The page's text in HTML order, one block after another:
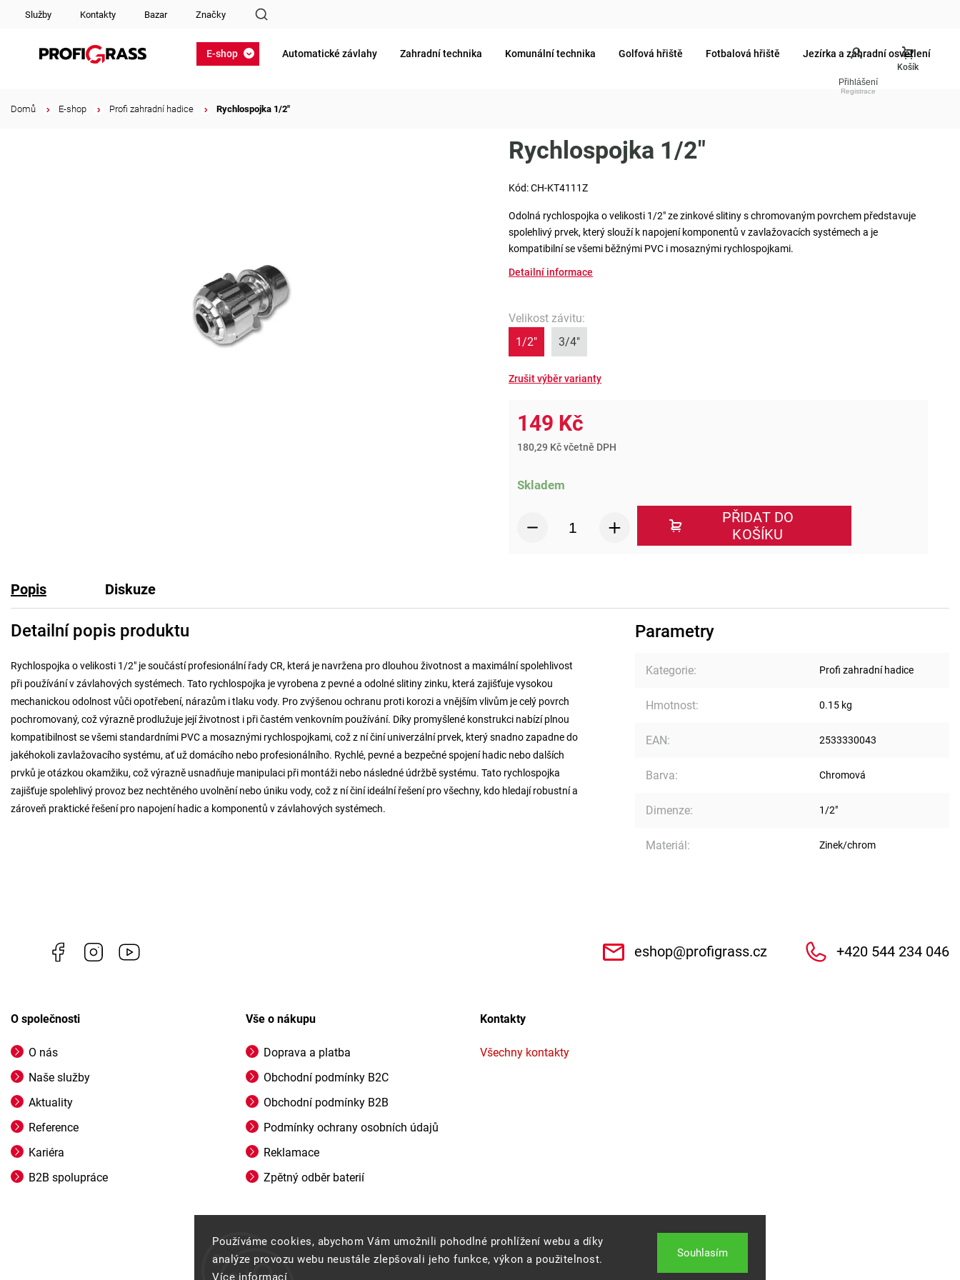
Používáme cookies, abychom Vám umožnili pohodlné prohlížení webu a díky
analýze provozu webu neustále zlepšovali jeho funkce, výkon a použitelnost.
Více informací
Souhlasím
Služby Kontakty Bazar Značky
Přihlášení
E-shop Automatické závlahy Zahradní technika Komunální technika Golfová hřiště Fotbalová hřiště Jezírka a zahradní osvětlení
Domů E-shop Profi zahradní hadice Rychlospojka 1/2"
Rychlospojka 1/2"
Kód:CH-KT4111Z
Odolná rychlospojka o velikosti 1/2" ze zinkové slitiny s chromovaným povrchem představuje
spolehlivý prvek, který slouží k napojení komponentů v zavlažovacích systémech a je
kompatibilní se všemi běžnými PVC i mosaznými rychlospojkami.
Detailní informace
Velikost závitu:
1/2"
3/4"
149 Kč
180,29 Kč včetně DPH
Skladem
PŘIDAT DO
KOŠÍKU
Popis Diskuze
Detailní popis produktu
Rychlospojka o velikosti 1/2" je součástí profesionální řady CR, která je navržena pro dlouhou životnost a maximální spolehlivost
při používání v závlahových systémech. Tato rychlospojka je vyrobena z pevné a odolné slitiny zinku, která zajišťuje vysokou
mechanickou odolnost vůči opotřebení, nárazům i tlaku vody. Pro zvýšenou ochranu proti korozi a vnějším vlivům je celý povrch
pochromovaný, což výrazně prodlužuje její životnost i při častém venkovním používání. Díky promyšlené konstrukci nabízí plnou
kompatibilnost se všemi standardními PVC a mosaznými rychlospojkami, což z ní činí univerzální prvek, který snadno zapadne do
jakéhokoli zavlažovacího systému, ať už domácího nebo profesionálního. Rychlé, pevné a bezpečné spojení hadic nebo dalších
prvků je otázkou okamžiku, což výrazně usnadňuje manipulaci při montáži nebo následné údržbě systému. Tato rychlospojka
zajišťuje spolehlivý provoz bez nechtěného uvolnění nebo úniku vody, což z ní činí ideální řešení pro všechny, kdo hledají robustní a
zároveň praktické řešení pro napojení hadic a komponentů v závlahových systémech.
Parametry
Kategorie: Profi zahradní hadice
Hmotnost: 0.15 kg
EAN: 2533330043
Barva: Chromová
Dimenze: 1/2"
Materiál: Zinek/chrom
Facebook Instagram eshop@profigrass.cz +420 544 234 046
O společnosti
O nás
Naše služby
Aktuality
Reference
Kariéra
B2B spolupráce
Vše o nákupu
Doprava a platba
Obchodní podmínky B2C
Obchodní podmínky B2B
Podmínky ochrany osobních údajů
Reklamace
Zpětný odběr baterií
Kontakty
Všechny kontakty
Profigrass.cz . Všechna práva vyhrazena.